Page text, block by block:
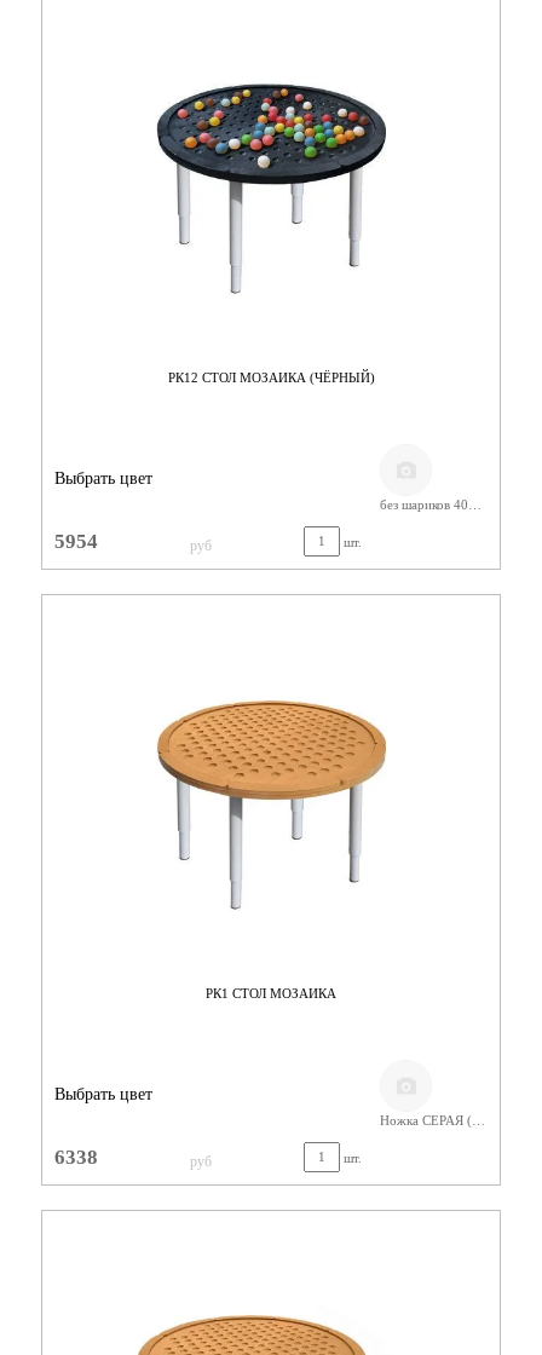
РК12 СТОЛ МОЗАИКА (ЧЁРНЫЙ)
Выбрать цвет
5954 руб шт.
РК1 СТОЛ МОЗАИКА
Выбрать цвет
6338 руб шт.